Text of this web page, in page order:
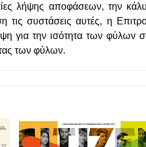
λήψης αποφάσεων, την
συστάσεις αυτές, η
για την ισότητα των φύλων
των φύλων.